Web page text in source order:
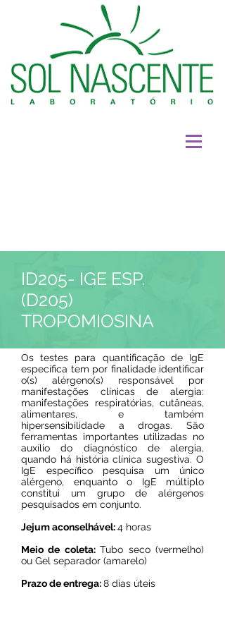
ID205- IGE ESP.
(D205)
TROPOMIOSINA
Os testes para quantificação de IgE
específica tem por finalidade identificar
o(s) alérgeno(s) responsável por
manifestações clínicas de alergia:
manifestações respiratórias, cutâneas,
alimentares, e também
hipersensibilidade a drogas. São
ferramentas importantes utilizadas no
auxílio do diagnóstico de alergia,
quando há história clínica sugestiva. O
IgE específico pesquisa um único
alérgeno, enquanto o IgE múltiplo
constitui um grupo de alérgenos
pesquisados em conjunto.
Jejum aconselhável:4 horas
Meio de coleta:Tubo seco (vermelho)
ou Gel separador (amarelo)
Prazo de entrega:8 dias úteis